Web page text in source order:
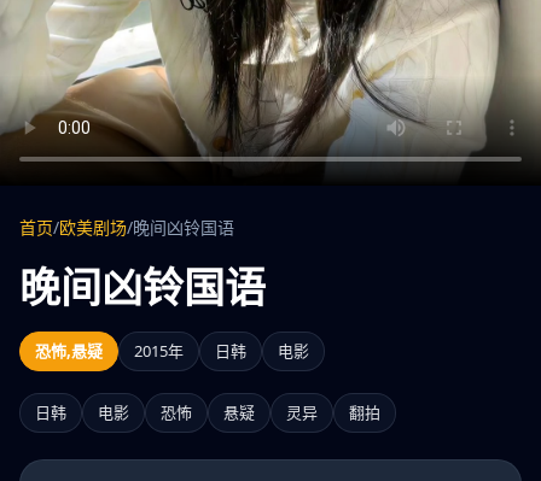
首页/欧美剧场/晚间凶铃国语
晚间凶铃国语
恐怖,悬疑 2015年 日韩 电影
日韩 电影 恐怖 悬疑 灵异 翻拍